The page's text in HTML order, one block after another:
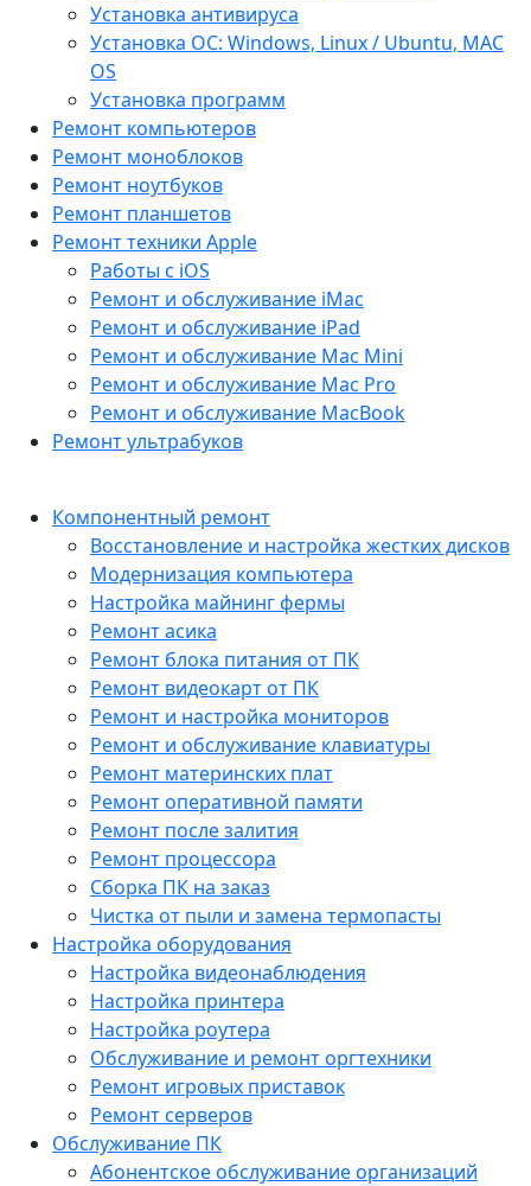
Установка антивируса
Установка ОС: Windows, Linux / Ubuntu, МАС
OS
Установка программ
Ремонт компьютеров
Ремонт моноблоков
Ремонт ноутбуков
Ремонт планшетов
Ремонт техники Apple
Работы с iOS
Ремонт и обслуживание iMac
Ремонт и обслуживание iPad
Ремонт и обслуживание Mac Mini
Ремонт и обслуживание Mac Pro
Ремонт и обслуживание MacBook
Ремонт ультрабуков
Компонентный ремонт
Восстановление и настройка жестких дисков
Модернизация компьютера
Настройка майнинг фермы
Ремонт асика
Ремонт блока питания от ПК
Ремонт видеокарт от ПК
Ремонт и настройка мониторов
Ремонт и обслуживание клавиатуры
Ремонт материнских плат
Ремонт оперативной памяти
Ремонт после залития
Ремонт процессора
Сборка ПК на заказ
Чистка от пыли и замена термопасты
Настройка оборудования
Настройка видеонаблюдения
Настройка принтера
Настройка роутера
Обслуживание и ремонт оргтехники
Ремонт игровых приставок
Ремонт серверов
Обслуживание ПК
Абонентское обслуживание организаций